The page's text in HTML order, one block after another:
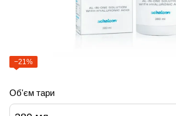
−21%
Об'єм тари